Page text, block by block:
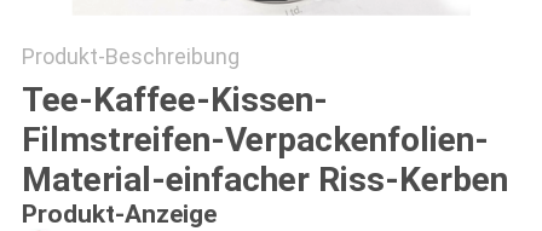
Produkt-Beschreibung
Tee-Kaffee-Kissen-
Filmstreifen-Verpackenfolien-
Material-einfacher Riss-Kerben
Produkt-Anzeige